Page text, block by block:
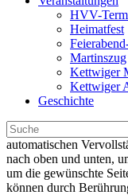
HVV-
Heimatfest
Martinszug
Kettwiger
Kettwiger
Geschichte
automatischen
nach oben und unten,
um die gewünschte
können durch